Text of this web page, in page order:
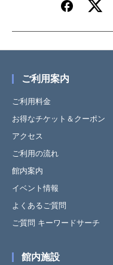
ご利用案内
ご利用料金
お得なチケット＆クーポン
アクセス
ご利用の流れ
館内案内
イベント情報
よくあるご質問
ご質問 キーワードサーチ
館内施設